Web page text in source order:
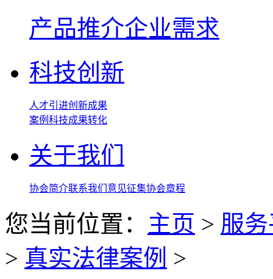
产品推介企业需求
科技创新
人才引进创新成果
案例 科技成果转化
关于我们
协会简介联系我们 意见征集协会章程
您当前位置： 主页 > 服
> 真实法律案例 >